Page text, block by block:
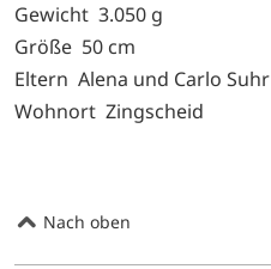
Gewicht 3.050 g
Größe 50 cm
Eltern Alena und Carlo Suhr
Wohnort Zingscheid
Nach oben